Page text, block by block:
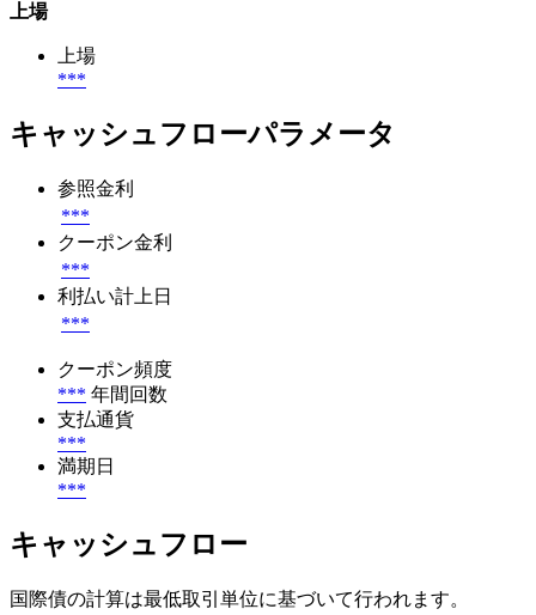
上場
上場
***
キャッシュフローパラメータ
参照金利
***
クーポン金利
***
利払い計上日
***
クーポン頻度
*** 年間回数
支払通貨
***
満期日
***
キャッシュフロー
国際債の計算は最低取引単位に基づいて行われます。